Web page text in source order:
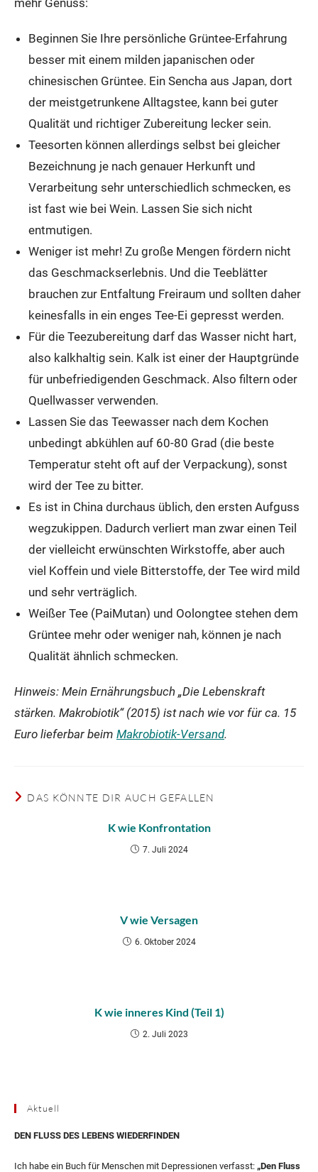
mehr Genuss:
Beginnen Sie Ihre persönliche Grüntee-Erfahrung
besser mit einem milden japanischen oder
chinesischen Grüntee. Ein Sencha aus Japan, dort
der meistgetrunkene Alltagstee, kann bei guter
Qualität und richtiger Zubereitung lecker sein.
Teesorten können allerdings selbst bei gleicher
Bezeichnung je nach genauer Herkunft und
Verarbeitung sehr unterschiedlich schmecken, es
ist fast wie bei Wein. Lassen Sie sich nicht
entmutigen.
Weniger ist mehr! Zu große Mengen fördern nicht
das Geschmackserlebnis. Und die Teeblätter
brauchen zur Entfaltung Freiraum und sollten daher
keinesfalls in ein enges Tee-Ei gepresst werden.
Für die Teezubereitung darf das Wasser nicht hart,
also kalkhaltig sein. Kalk ist einer der Hauptgründe
für unbefriedigenden Geschmack. Also filtern oder
Quellwasser verwenden.
Lassen Sie das Teewasser nach dem Kochen
unbedingt abkühlen auf 60-80 Grad (die beste
Temperatur steht oft auf der Verpackung), sonst
wird der Tee zu bitter.
Es ist in China durchaus üblich, den ersten Aufguss
wegzukippen. Dadurch verliert man zwar einen Teil
der vielleicht erwünschten Wirkstoffe, aber auch
viel Koffein und viele Bitterstoffe, der Tee wird mild
und sehr verträglich.
Weißer Tee (PaiMutan) und Oolongtee stehen dem
Grüntee mehr oder weniger nah, können je nach
Qualität ähnlich schmecken.
Hinweis: Mein Ernährungsbuch „Die Lebenskraft
stärken. Makrobiotik“ (2015) ist nach wie vor für ca. 15
Euro lieferbar beim Makrobiotik-Versand.
DAS KÖNNTE DIR AUCH GEFALLEN
K wie Konfrontation
7. Juli 2024
V wie Versagen
6. Oktober 2024
K wie inneres Kind (Teil 1)
2. Juli 2023
Aktuell
DEN FLUSS DES LEBENS WIEDERFINDEN
Ich habe ein Buch für Menschen mit Depressionen verfasst: „Den Fluss